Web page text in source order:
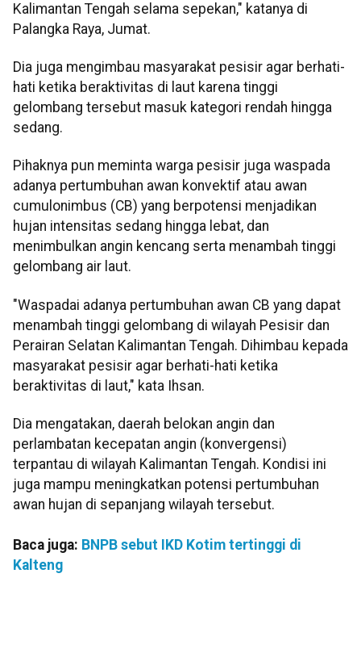
Kalimantan Tengah selama sepekan," katanya di
Palangka Raya, Jumat.
Dia juga mengimbau masyarakat pesisir agar berhati-
hati ketika beraktivitas di laut karena tinggi
gelombang tersebut masuk kategori rendah hingga
sedang.
Pihaknya pun meminta warga pesisir juga waspada
adanya pertumbuhan awan konvektif atau awan
cumulonimbus (CB) yang berpotensi menjadikan
hujan intensitas sedang hingga lebat, dan
menimbulkan angin kencang serta menambah tinggi
gelombang air laut.
"Waspadai adanya pertumbuhan awan CB yang dapat
menambah tinggi gelombang di wilayah Pesisir dan
Perairan Selatan Kalimantan Tengah. Dihimbau kepada
masyarakat pesisir agar berhati-hati ketika
beraktivitas di laut," kata Ihsan.
Dia mengatakan, daerah belokan angin dan
perlambatan kecepatan angin (konvergensi)
terpantau di wilayah Kalimantan Tengah. Kondisi ini
juga mampu meningkatkan potensi pertumbuhan
awan hujan di sepanjang wilayah tersebut.
Baca juga: BNPB sebut IKD Kotim tertinggi di
Kalteng